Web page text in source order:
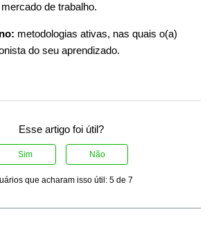
de trabalho.
metodologias ativas, nas quais o(a)
do seu aprendizado.
Esse artigo foi útil?
Sim Não
que acharam isso útil: 5 de 7